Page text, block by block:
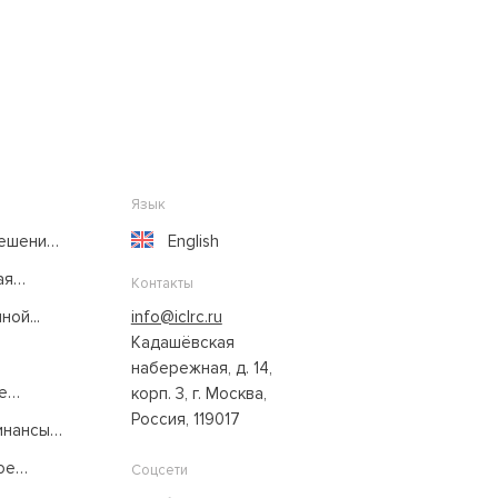
Язык
English
Контакты
info@iclrc.ru
Кадашёвская
набережная, д. 14,
корп. 3, г. Москва,
Россия, 119017
Соцсети